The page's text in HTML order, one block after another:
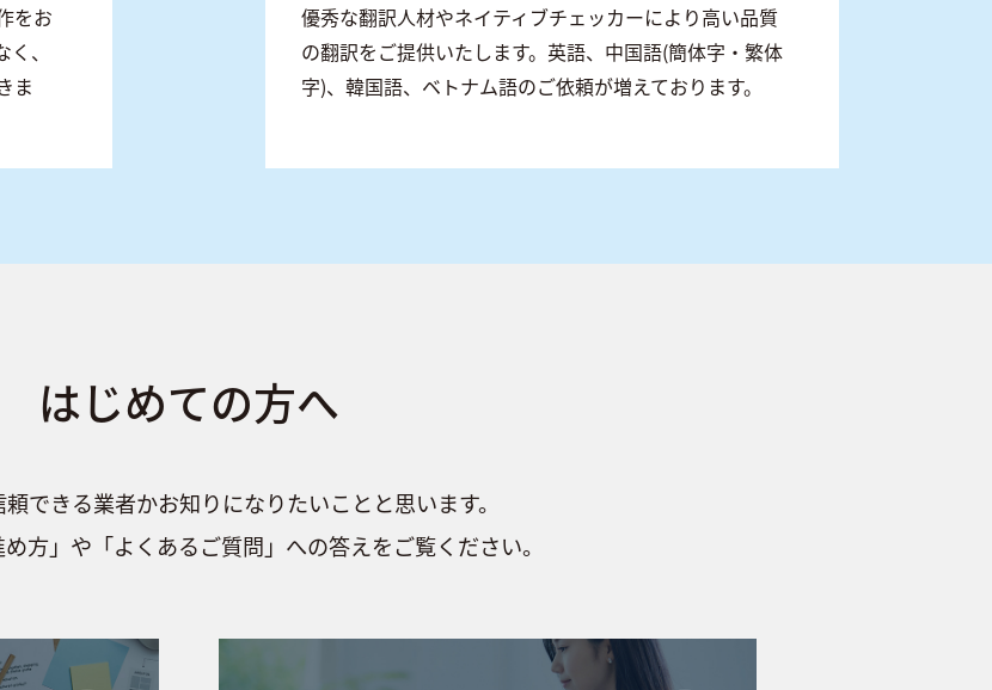
をお
、
ま
優秀な翻訳人材やネイティブチェッカーにより高い品質
の翻訳をご提供いたします。英語、中国語(簡体字・繁体
字)、韓国語、ベトナム語のご依頼が増えております。
はじめての方へ
できる業者かお知りになりたいことと思います。
方」や「よくあるご質問」への答えをご覧ください。